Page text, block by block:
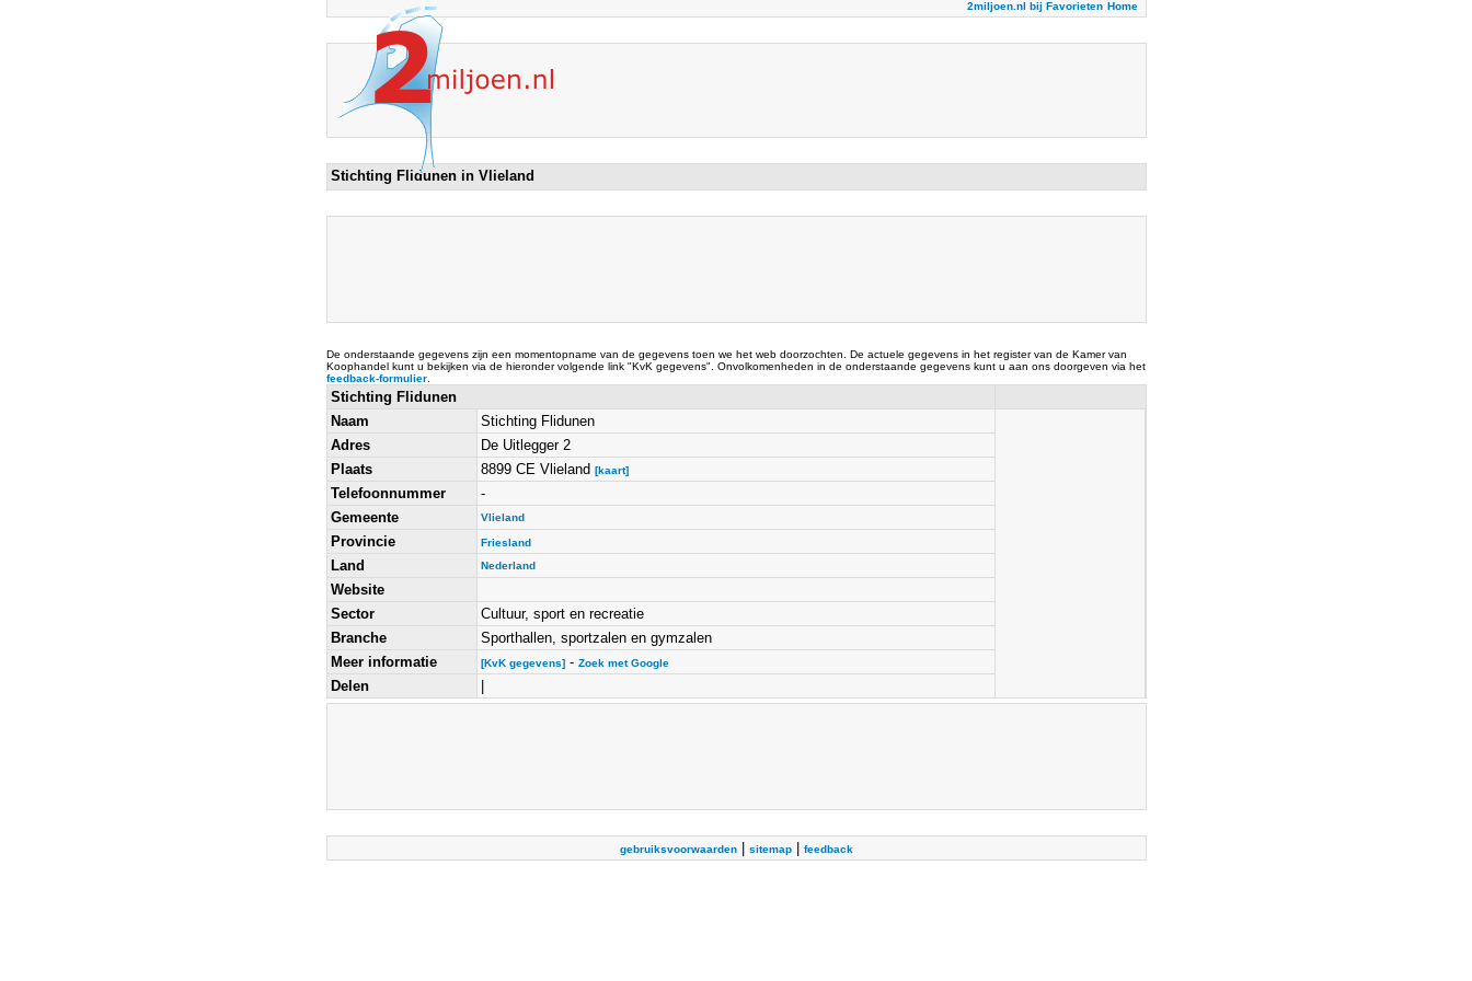
2miljoen.nl bij Favorieten Home
Stichting Flidunen in Vlieland
De onderstaande gegevens zijn een momentopname van de gegevens toen we het web doorzochten. De actuele gegevens in het register van de Kamer van
Koophandel kunt u bekijken via de hieronder volgende link "KvK gegevens". Onvolkomenheden in de onderstaande gegevens kunt u aan ons doorgeven via het
feedback-formulier.
Stichting Flidunen
Naam
Stichting Flidunen
Adres
De Uitlegger 2
Plaats
8899 CE Vlieland [kaart]
Telefoonnummer
-
Gemeente
Vlieland
Provincie Friesland
Land Nederland
Website
Sector
Cultuur, sport en recreatie
Branche
Sporthallen, sportzalen en gymzalen
Meer informatie
[KvK gegevens]- Zoek met Google
Delen
gebruiksvoorwaarden| sitemap| feedback